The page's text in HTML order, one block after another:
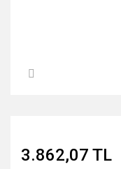
3.862,07 TL